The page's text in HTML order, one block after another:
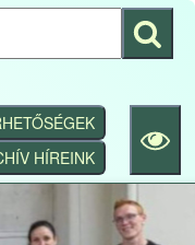
Keresés
indítása
HÍREINK